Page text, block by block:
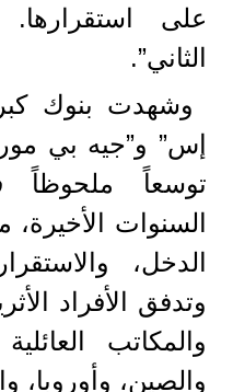
على استقرارها.
الثاني”.
وشهدت بنوك
إس” و”جيه بي
توسعاً ملحوظاً
السنوات
الدخل،
وتدفق الأفراد
والمكاتب
والصين، وأوروبا،